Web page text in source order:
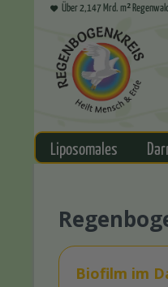
Über 2,147 Mrd. m²
Liposomales
Biofilm im